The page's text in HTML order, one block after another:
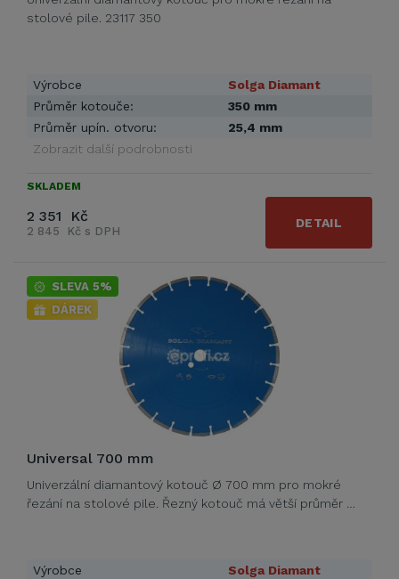
stolové pile. 23117 350
Výrobce
Solga Diamant
Průměr kotouče:
350 mm
Průměr upín. otvoru:
25,4 mm
Zobrazit další podrobnosti
SKLADEM
2 351 Kč
2 845 Kč s DPH
DETAIL
SLEVA 5%
DÁREK
Universal 700 mm
Univerzální diamantový kotouč Ø 700 mm pro mokré
řezání na stolové pile. Řezný kotouč má větší průměr …
Výrobce Solga Diamant